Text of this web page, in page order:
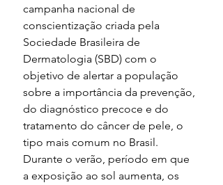
campanha nacional de
conscientização criada pela
Sociedade Brasileira de
Dermatologia (SBD) com o
objetivo de alertar a população
sobre a importância da prevenção,
do diagnóstico precoce e do
tratamento do câncer de pele, o
tipo mais comum no Brasil.
Durante o verão, período em que
a exposição ao sol aumenta, os